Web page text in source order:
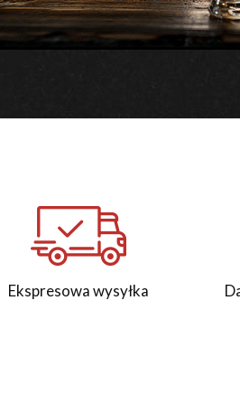
Ekspresowa wysyłka